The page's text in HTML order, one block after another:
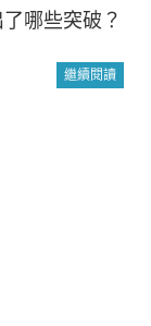
哪些突破？
繼續閱讀